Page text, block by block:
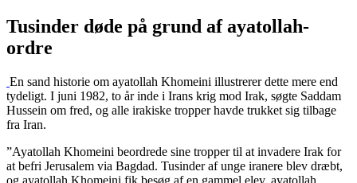
Tusinder døde på grund af ayatollah-
ordre
En sand historie om ayatollah Khomeini illustrerer dette mere end
tydeligt. I juni 1982, to år inde i Irans krig mod Irak, søgte Saddam
Hussein om fred, og alle irakiske tropper havde trukket sig tilbage
fra Iran.
”Ayatollah Khomeini beordrede sine tropper til at invadere Irak for
at befri Jerusalem via Bagdad. Tusinder af unge iranere blev dræbt,
og ayatollah Khomeini fik besøg af en gammel elev, ayatollah